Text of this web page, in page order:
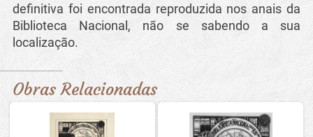
definitiva foi encontrada reproduzida nos anais da
Biblioteca Nacional, não se sabendo a sua
localização.
Obras Relacionadas